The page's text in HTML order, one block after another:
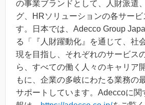
の事業ブランドとして、人財派遣
グ、HRソリューションの各サービ
す。日本では、Adecco Group
る「『人財躍動化』を通じて、社
現を目指し、それぞれのサービス
ら、すべての働く人々のキャリア
もに、企業の多岐にわたる業務の
サポートしています。Adeccoに関